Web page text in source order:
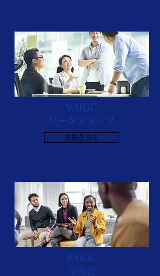
WHGC
ワークショップ
詳細を見る
WHGC
交流会